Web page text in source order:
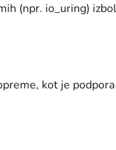
(npr. io_uring)
kot je